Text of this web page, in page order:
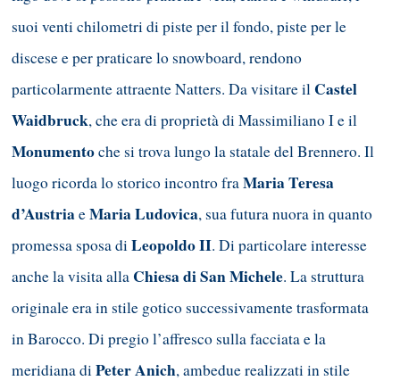
suoi venti chilometri di piste per il fondo, piste per le
discese e per praticare lo snowboard, rendono
particolarmente attraente Natters. Da visitare il Castel
Waidbruck, che era di proprietà di Massimiliano I e il
Monumentoche si trova lungo la statale del Brennero. Il
luogo ricorda lo storico incontro fraMaria Teresa
d’AustriaeMaria Ludovica, sua futura nuora in quanto
promessa sposa diLeopoldo II. Di particolare interesse
anche la visita alla Chiesa di San Michele. La struttura
originale era in stile gotico successivamente trasformata
in Barocco. Di pregio l’affresco sulla facciata e la
meridiana diPeter Anich, ambedue realizzati in stile